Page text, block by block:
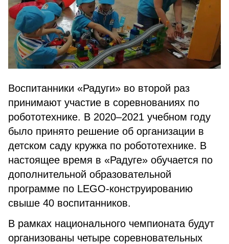
Воспитанники «Радуги» во второй раз
принимают участие в соревнованиях по
робототехнике. В 2020–2021 учебном году
было принято решение об организации в
детском саду кружка по робототехнике. В
настоящее время в «Радуге» обучается по
дополнительной образовательной
программе по LEGO-конструированию
свыше 40 воспитанников.
В рамках национального чемпионата будут
организованы четыре соревновательных